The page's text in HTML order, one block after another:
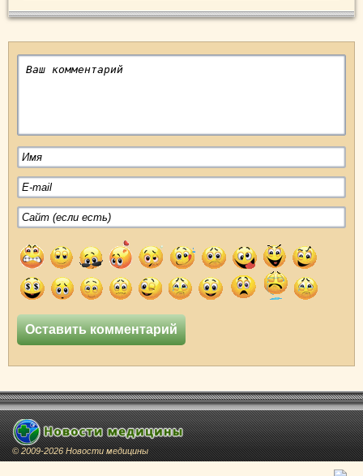
© 2009-2026 Новости медицины